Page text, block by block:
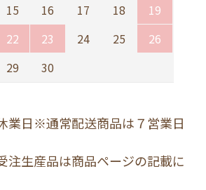
15 16 17 18
19
22 23 24 25
26
29 30
業日※通常配送商品は７営業日
生産品は商品ページの記載に